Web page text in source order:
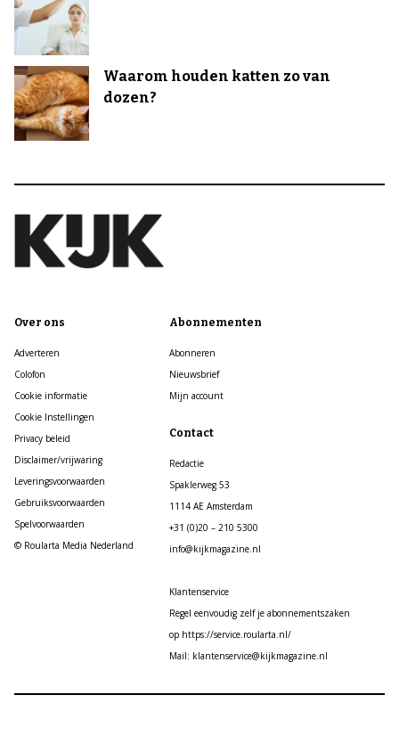
Waarom houden katten zo van
dozen?
Over ons
Adverteren
Colofon
Cookie informatie
Cookie Instellingen
Privacy beleid
Disclaimer/vrijwaring
Leveringsvoorwaarden
Gebruiksvoorwaarden
Spelvoorwaarden
© Roularta Media Nederland
Abonnementen
Abonneren
Nieuwsbrief
Mijn account
Contact
Redactie
Spaklerweg 53
1114 AE Amsterdam
+31 (0)20 – 210 5300
info@kijkmagazine.nl
Klantenservice
Regel eenvoudig zelf je abonnementszaken
op https://service.roularta.nl/
Mail: klantenservice@kijkmagazine.nl